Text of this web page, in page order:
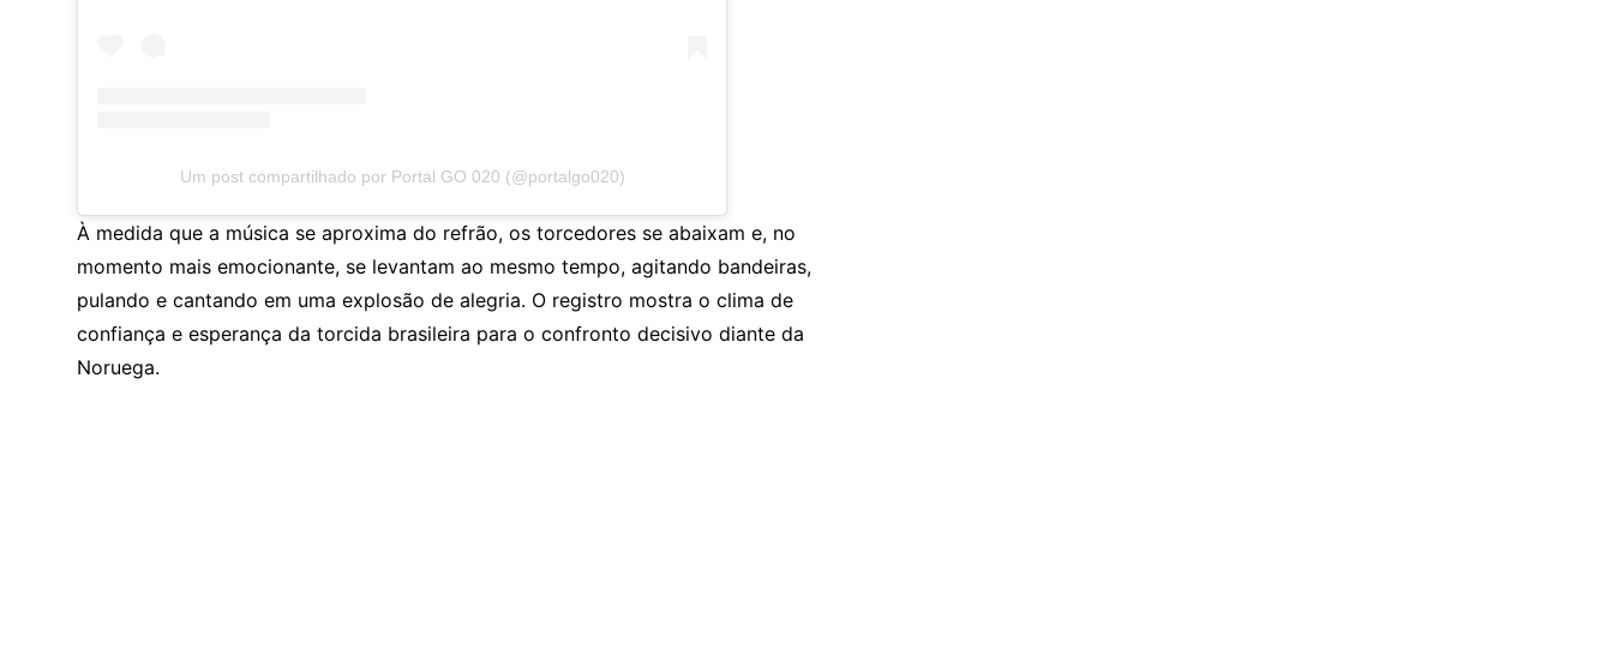
Um post compartilhado por Portal GO 020 (@portalgo020)
À medida que a música se aproxima do refrão, os torcedores se abaixam e, no
momento mais emocionante, se levantam ao mesmo tempo, agitando bandeiras,
pulando e cantando em uma explosão de alegria. O registro mostra o clima de
confiança e esperança da torcida brasileira para o confronto decisivo diante da
Noruega.